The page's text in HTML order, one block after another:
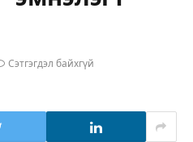
Сэтгэгдэл байхгүй